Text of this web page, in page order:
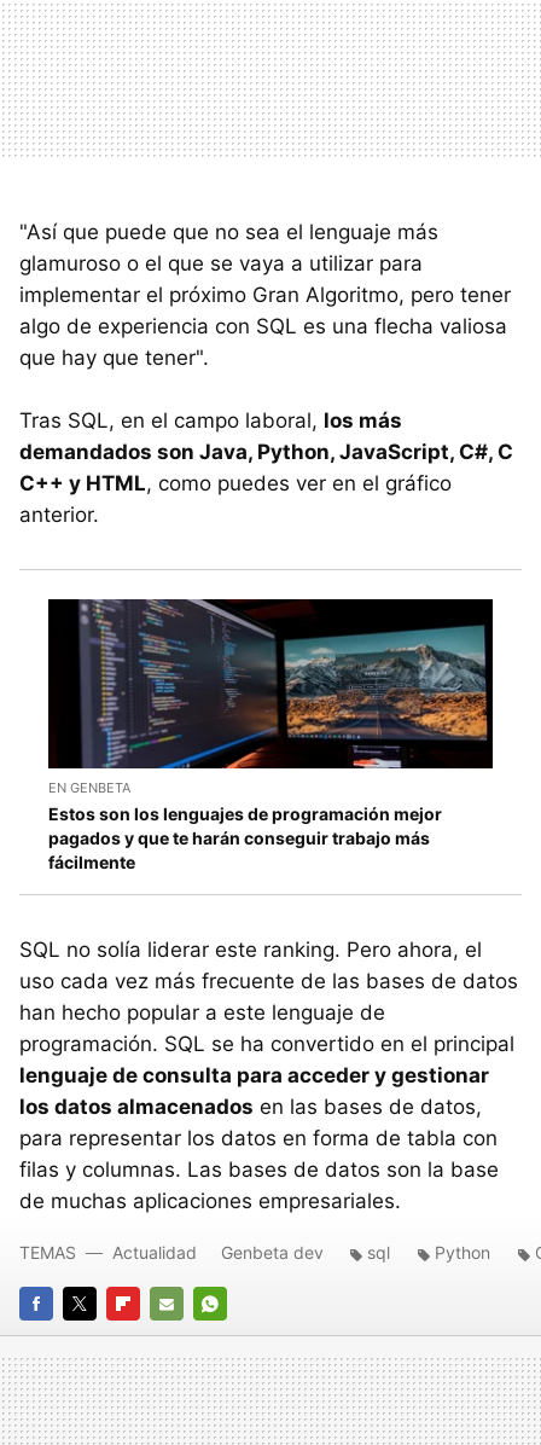
"Así que puede que no sea el lenguaje más
glamuroso o el que se vaya a utilizar para
implementar el próximo Gran Algoritmo, pero tener
algo de experiencia con SQL es una flecha valiosa
que hay que tener".
Tras SQL, en el campo laboral, los más
demandados son Java, Python, JavaScript, C#, C
C++ y HTML, como puedes ver en el gráfico
anterior.
EN GENBETA
Estos son los lenguajes de programación mejor
pagados y que te harán conseguir trabajo más
fácilmente
SQL no solía liderar este ranking. Pero ahora, el
uso cada vez más frecuente de las bases de datos
han hecho popular a este lenguaje de
programación. SQL se ha convertido en el principal
lenguaje de consulta para acceder y gestionar
los datos almacenados en las bases de datos,
para representar los datos en forma de tabla con
filas y columnas. Las bases de datos son la base
de muchas aplicaciones empresariales.
FACEBOOK
TWITTERFLIPBOARD
E-
MAIL
WHATSAPP
TEMAS Actualidad Genbeta dev sql Python